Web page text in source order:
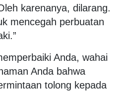
karenanya, dilarang.
mencegah perbuatan
Anda, wahai
Anda bahwa
tolong kepada